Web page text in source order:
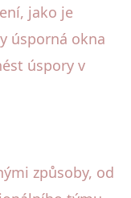
jako je
úsporná okna
úspory v
způsoby, od